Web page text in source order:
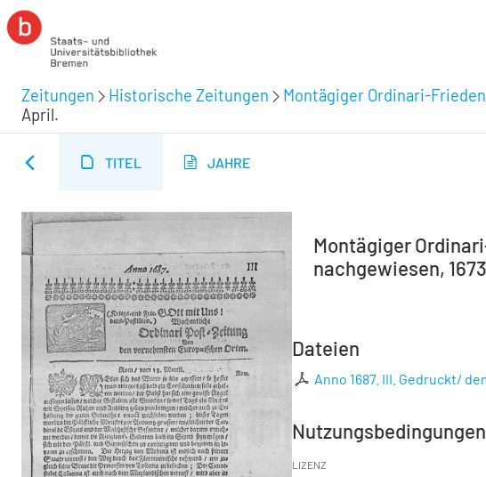
Zeitungen Historische Zeitungen Montägiger Ordinari-
April.
TITEL JAHRE
Montägiger
nachgewiesen,
Dateien
Anno 1687. III. Gedruckt/
Nutzungsbedingungen
LIZENZ